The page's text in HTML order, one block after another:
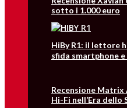
sotto i 1.000 euro
HiBy R1: il lettore
sfida smartphone
Recensione Matrix
Hi-Fi nell’Era dello